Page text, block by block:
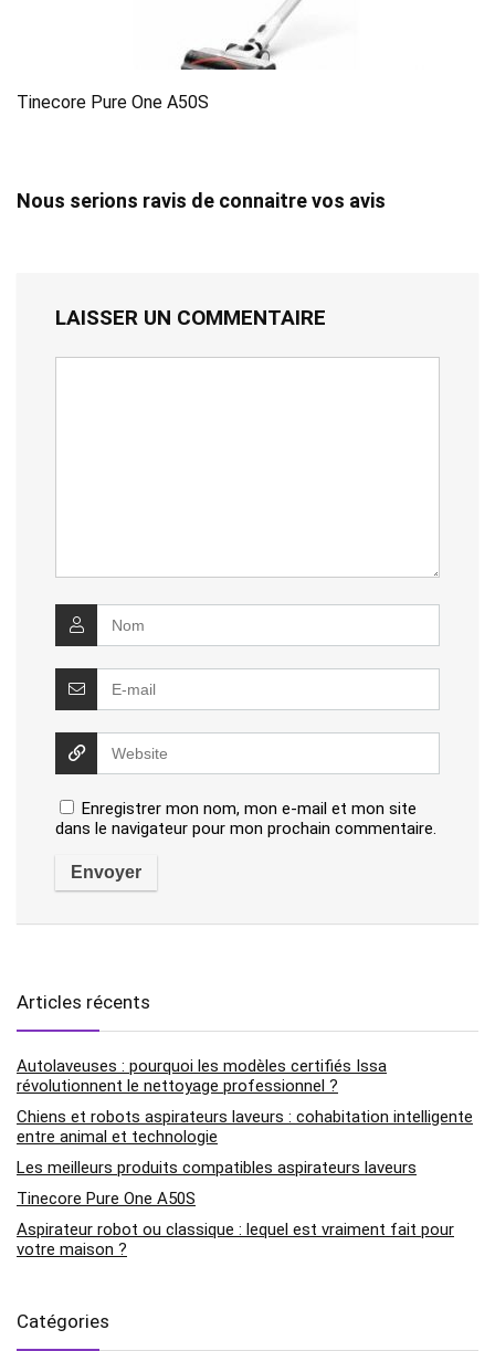
Tinecore Pure One A50S
Nous serions ravis de connaitre vos avis
LAISSER UN COMMENTAIRE
Enregistrer mon nom, mon e-mail et mon site
dans le navigateur pour mon prochain commentaire.
Articles récents
Autolaveuses : pourquoi les modèles certifiés Issa
révolutionnent le nettoyage professionnel ?
Chiens et robots aspirateurs laveurs : cohabitation intelligente
entre animal et technologie
Les meilleurs produits compatibles aspirateurs laveurs
Tinecore Pure One A50S
Aspirateur robot ou classique : lequel est vraiment fait pour
votre maison ?
Catégories